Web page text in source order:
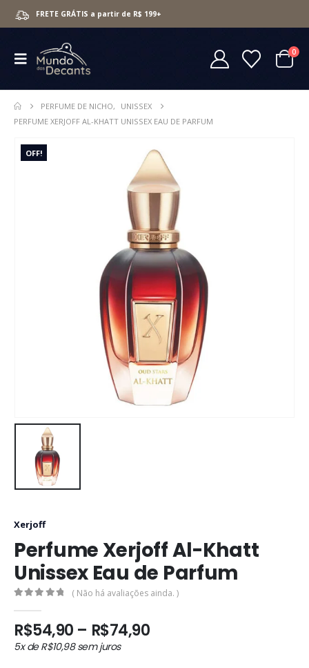
FRETE GRÁTIS a partir de R$ 199+
0
PERFUME DE NICHO,
UNISSEX
PERFUME XERJOFF AL-KHATT UNISSEX EAU DE PARFUM
OFF!
Xerjoff
Perfume Xerjoff Al-Khatt
Unissex Eau de Parfum
( Não há avaliações ainda. )
R$54,90 – R$74,90Faixa
5x deR$10,98sem juros